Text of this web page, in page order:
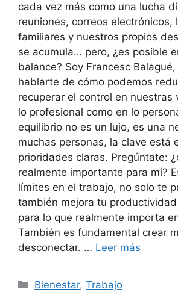
cada vez más como una lucha
reuniones, correos electrónicos,
familiares y nuestros propios
se acumula… pero, ¿es posible
balance? Soy Francesc
hablarte de cómo podemos
recuperar el control en nuestras
lo profesional como en lo
equilibrio no es un lujo, es una
muchas personas, la clave está
prioridades claras. Pregúntate:
realmente importante para mí?
límites en el trabajo, no solo te
también mejora tu
para lo que realmente importa
También es fundamental crear
desconectar. … Leer más
Categories
Bienestar,Trabajo